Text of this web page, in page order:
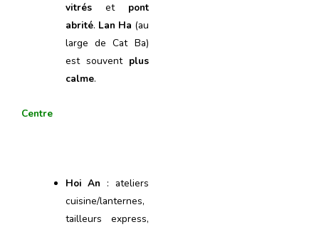
vitréset pont
abrité. Lan Ha (au
large de Cat Ba)
est souvent plus
calme.
Centre
Hoi An : ateliers
cuisine/lanternes,
tailleurs express,